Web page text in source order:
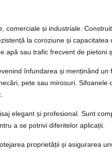
comerciale și industriale.
la coroziune și capacitatea
apă sau trafic frecvent de pietoni
înfundarea și menținând un
pete sau mirosuri. Sifoanele
elegant și profesional. Sunt
a se potrivi diferitelor aplicații.
proprietății și asigurarea